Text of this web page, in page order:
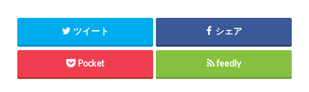
ツイート シェア
Pocket feedly